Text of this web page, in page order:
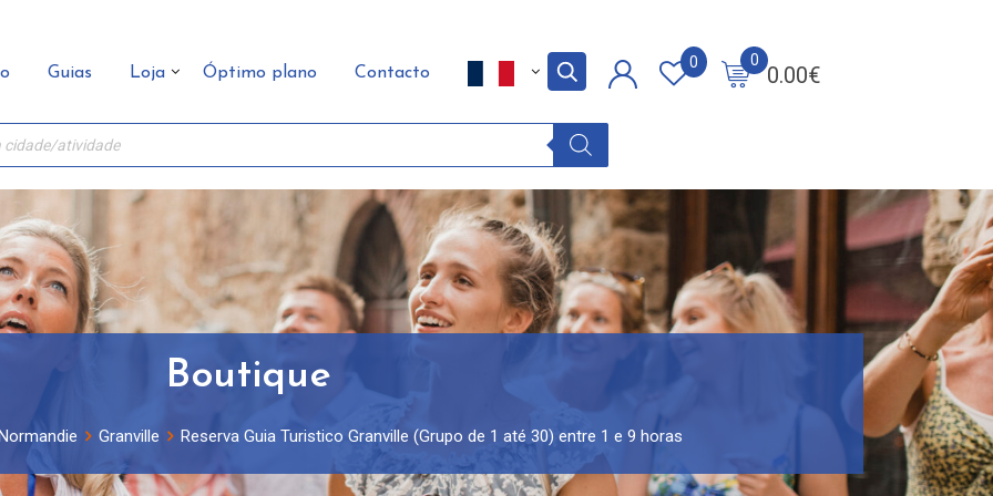
Guias Loja Óptimo plano Contacto 0.00€
0
0
Boutique
Granville Reserva Guia Turistico Granville (Grupo de 1 até 30) entre 1 e 9 horas